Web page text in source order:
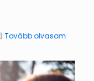
Tovább olvasom